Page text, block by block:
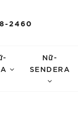
2460
Nữ-
SENDERA